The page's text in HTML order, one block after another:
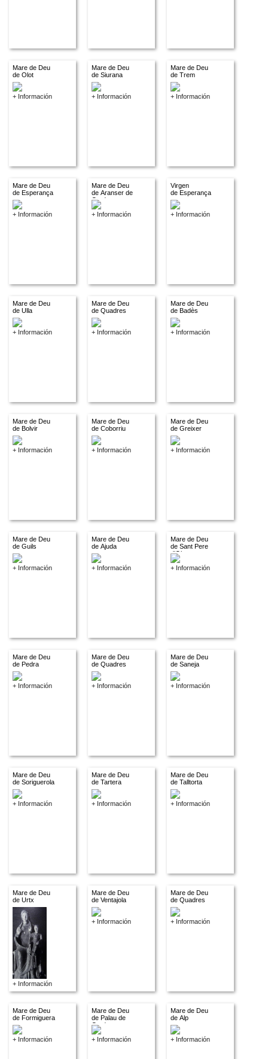
Mare de Deu
de Olot
+ Información
Mare de Deu
de Siurana
+ Información
Mare de Deu
de Trem
+ Información
Mare de Deu
de Esperança
+ Información
Mare de Deu
de Aranser de
Cerdanya
+ Información
Virgen
de Esperança
+ Información
Mare de Deu
de Ulla
+ Información
Mare de Deu
de Quadres
+ Información
Mare de Deu
de Badès
+ Información
Mare de Deu
de Bolvir
+ Información
Mare de Deu
de Coborriu
+ Información
Mare de Deu
de Greixer
+ Información
Mare de Deu
de Guils
+ Información
Mare de Deu
de Ajuda
+ Información
Mare de Deu
de Sant Pere
d'Olopte
+ Información
Mare de Deu
de Pedra
+ Información
Mare de Deu
de Quadres
+ Información
Mare de Deu
de Saneja
+ Información
Mare de Deu
de Soriguerola
+ Información
Mare de Deu
de Tartera
+ Información
Mare de Deu
de Talltorta
+ Información
Mare de Deu
de Urtx
+ Información
Mare de Deu
de Ventajola
+ Información
Mare de Deu
de Quadres
+ Información
Mare de Deu
de Formiguera
+ Información
Mare de Deu
de Palau de
Cerdanya
+ Información
Mare de Deu
de Alp
+ Información